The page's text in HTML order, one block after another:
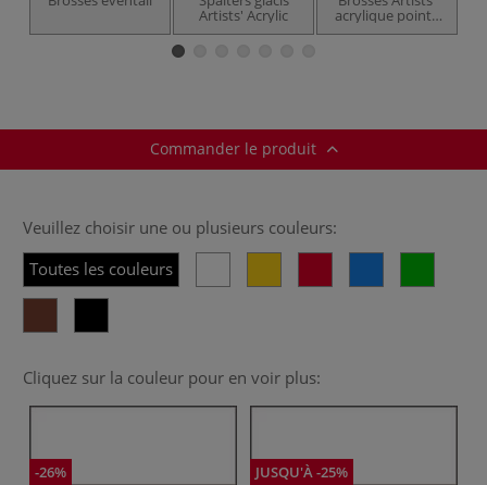
Artists' Acrylic acrylique pointe
plate extra-
Commander le produit
Veuillez choisir une ou plusieurs couleurs:
Toutes les couleurs
Cliquez sur la couleur pour en voir plus:
-26% JUSQU'À -25%